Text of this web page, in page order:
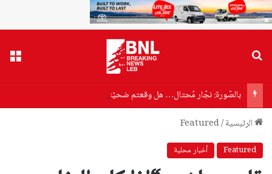
بالصّورة: نجّار مُحتال… هل وقعتم ضحيّته؟
الرئيسية/
Featured
Featured أخبار محلية